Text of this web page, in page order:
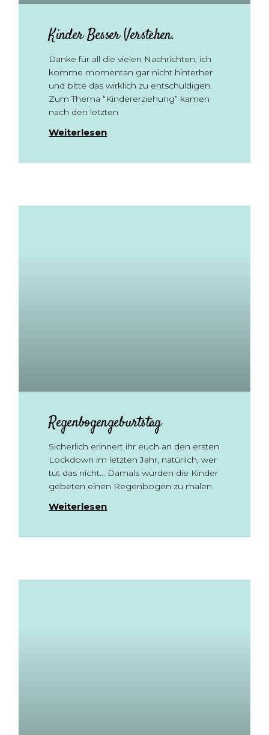
Kinder Besser Verstehen.
Danke für all die vielen Nachrichten, ich
komme momentan gar nicht hinterher
und bitte das wirklich zu entschuldigen.
Zum Thema “Kindererziehung” kamen
nach den letzten
Weiterlesen
Regenbogengeburtstag
Sicherlich erinnert ihr euch an den ersten
Lockdown im letzten Jahr, natürlich, wer
tut das nicht… Damals wurden die Kinder
gebeten einen Regenbogen zu malen
Weiterlesen